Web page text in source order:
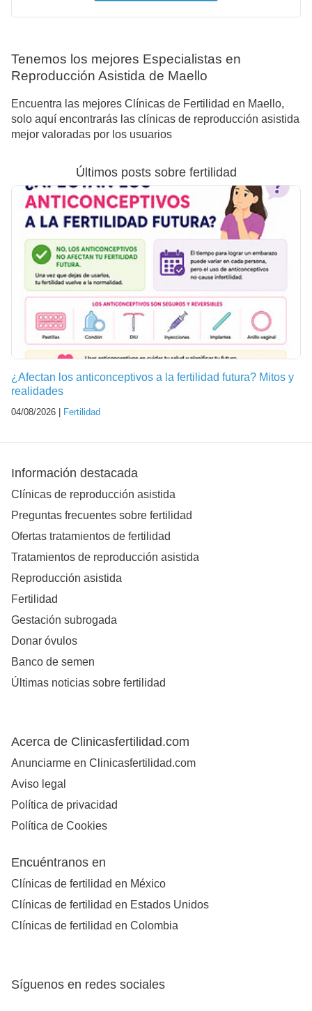
Tenemos los mejores Especialistas en
Reproducción Asistida de Maello
Encuentra las mejores Clínicas de Fertilidad en Maello,
solo aquí encontrarás las clínicas de reproducción asistida
mejor valoradas por los usuarios
Últimos posts sobre fertilidad
¿Afectan los anticonceptivos a la fertilidad futura? Mitos y
realidades
04/08/2026 | Fertilidad
Información destacada
Clínicas de reproducción asistida
Preguntas frecuentes sobre fertilidad
Ofertas tratamientos de fertilidad
Tratamientos de reproducción asistida
Reproducción asistida
Fertilidad
Gestación subrogada
Donar óvulos
Banco de semen
Últimas noticias sobre fertilidad
Acerca de Clinicasfertilidad.com
Anunciarme en Clinicasfertilidad.com
Aviso legal
Política de privacidad
Política de Cookies
Encuéntranos en
Clínicas de fertilidad en México
Clínicas de fertilidad en Estados Unidos
Clínicas de fertilidad en Colombia
Síguenos en redes sociales